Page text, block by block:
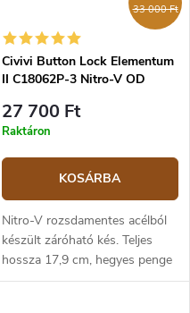
33 000 Ft
Civivi Button Lock Elementum
II C18062P-3 Nitro-V OD
27 700 Ft
Raktáron
KOSÁRBA
Nitro-V rozsdamentes acélból
készült záróható kés. Teljes
hossza 17,9 cm, hegyes penge
- 7,5 cm. Zöld G10 markolat -